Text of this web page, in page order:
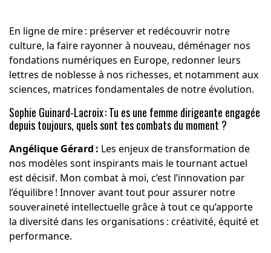
En ligne de mire : préserver et redécouvrir notre
culture, la faire rayonner à nouveau, déménager nos
fondations numériques en Europe, redonner leurs
lettres de noblesse à nos richesses, et notamment aux
sciences, matrices fondamentales de notre évolution.
Sophie Guinard-Lacroix : Tu es une femme dirigeante engagée
depuis toujours, quels sont tes combats du moment ?
Angélique Gérard : Les enjeux de transformation de
nos modèles sont inspirants mais le tournant actuel
est décisif. Mon combat à moi, c’est l’innovation par
l’équilibre ! Innover avant tout pour assurer notre
souveraineté intellectuelle grâce à tout ce qu’apporte
la diversité dans les organisations : créativité, équité et
performance.